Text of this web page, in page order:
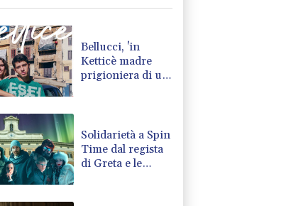
Bellucci, 'in
Ketticè madre
prigioniera di un
Solidarietà a Spin
Time dal regista
di Greta e le